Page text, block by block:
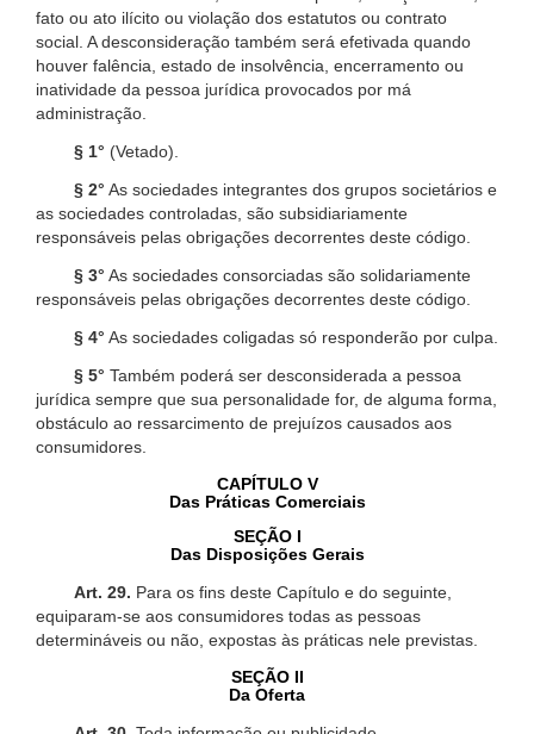
fato ou ato ilícito ou violação dos estatutos ou contrato
social. A desconsideração também será efetivada quando
houver falência, estado de insolvência, encerramento ou
inatividade da pessoa jurídica provocados por má
administração.
§ 1° (Vetado).
§ 2° As sociedades integrantes dos grupos societários e
as sociedades controladas, são subsidiariamente
responsáveis pelas obrigações decorrentes deste código.
§ 3° As sociedades consorciadas são solidariamente
responsáveis pelas obrigações decorrentes deste código.
§ 4° As sociedades coligadas só responderão por culpa.
§ 5° Também poderá ser desconsiderada a pessoa
jurídica sempre que sua personalidade for, de alguma forma,
obstáculo ao ressarcimento de prejuízos causados aos
consumidores.
CAPÍTULO V
Das Práticas Comerciais
SEÇÃO I
Das Disposições Gerais
Art. 29. Para os fins deste Capítulo e do seguinte,
equiparam-se aos consumidores todas as pessoas
determináveis ou não, expostas às práticas nele previstas.
SEÇÃO II
Da Oferta